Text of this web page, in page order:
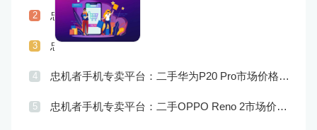
2 忠机者手机专卖平台：LG发布Wing智能手机，支持双屏交互
3 忠机者手机专卖平台：二手手机行业如何应对供应链管理的挑战
4 忠机者手机专卖平台：二手华为P20 Pro市场价格持续波动
5 忠机者手机专卖平台：二手OPPO Reno 2市场价格相对稳定